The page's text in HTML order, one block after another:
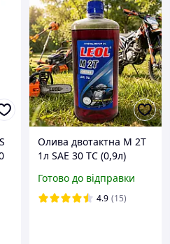
Олива двотактна M 2Т
1л SAE 30 ТС (0,9л)
Готово до відправки
4.9 (15)